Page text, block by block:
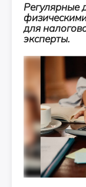
Регулярные
для
эксперты.